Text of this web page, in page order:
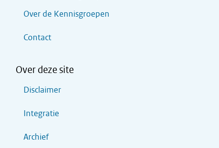
Over de Kennisgroepen
Contact
Over deze site
Disclaimer
Integratie
Archief